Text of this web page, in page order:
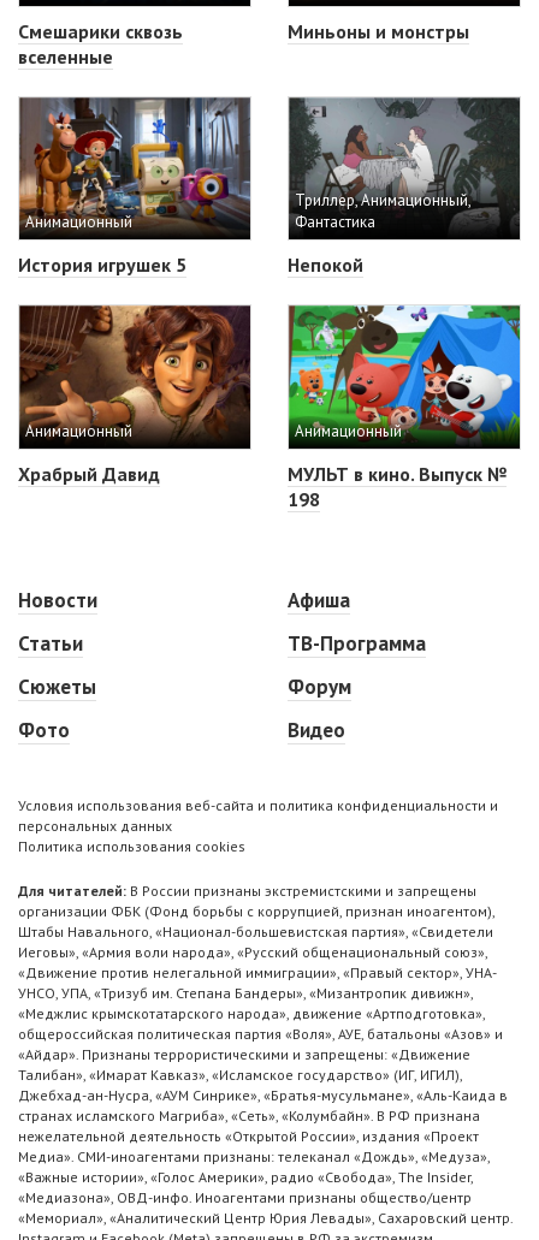
Смешарики сквозь
вселенные
Миньоны и монстры
Анимационный
История игрушек 5
Триллер, Анимационный,
Фантастика
Непокой
Анимационный
Храбрый Давид
Анимационный
МУЛЬТ в кино. Выпуск №
198
Новости
Статьи
Сюжеты
Фото
Афиша
ТВ-Программа
Форум
Видео
Условия использования веб-сайта и политика конфиденциальности и
персональных данных
Политика использования cookies
Для читателей: В России признаны экстремистскими и запрещены
организации ФБК (Фонд борьбы с коррупцией, признан иноагентом),
Штабы Навального, «Национал-большевистская партия», «Свидетели
Иеговы», «Армия воли народа», «Русский общенациональный союз»,
«Движение против нелегальной иммиграции», «Правый сектор», УНА-
УНСО, УПА, «Тризуб им. Степана Бандеры», «Мизантропик дивижн»,
«Меджлис крымскотатарского народа», движение «Артподготовка»,
общероссийская политическая партия «Воля», АУЕ, батальоны «Азов» и
«Айдар». Признаны террористическими и запрещены: «Движение
Талибан», «Имарат Кавказ», «Исламское государство» (ИГ, ИГИЛ),
Джебхад-ан-Нусра, «АУМ Синрике», «Братья-мусульмане», «Аль-Каида в
странах исламского Магриба», «Сеть», «Колумбайн». В РФ признана
нежелательной деятельность «Открытой России», издания «Проект
Медиа». СМИ-иноагентами признаны: телеканал «Дождь», «Медуза»,
«Важные истории», «Голос Америки», радио «Свобода», The Insider,
«Медиазона», ОВД-инфо. Иноагентами признаны общество/центр
«Мемориал», «Аналитический Центр Юрия Левады», Сахаровский центр.